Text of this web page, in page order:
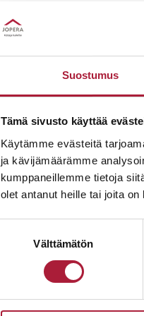
Suostumus
Tämä sivusto käyttää
Käytämme evästeitä
ja kävijämäärämme
kumppaneillemme tietoja
olet antanut heille tai joita
Välttämätön
Se on v. 1993
arkeen
AAA diamond.
Vahvuutemme